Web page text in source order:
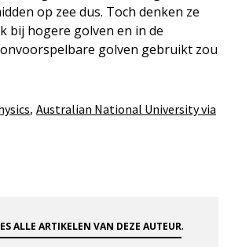
op zee dus. Toch denken ze
bij hogere golven en in de
golven gebruikt zou
, Australian National University via
ALLE ARTIKELEN VAN DEZE AUTEUR.